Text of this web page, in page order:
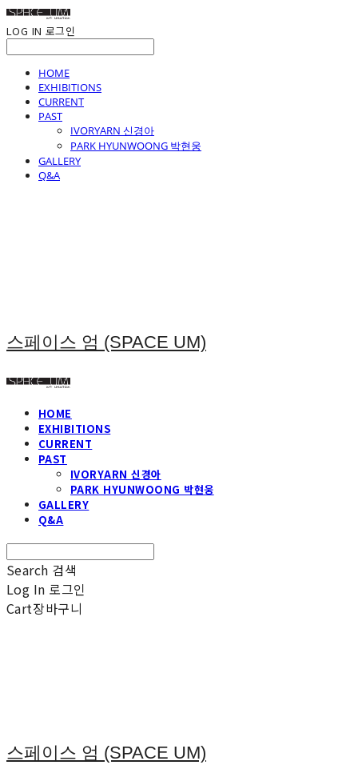
LOG IN 로그인
HOME
EXHIBITIONS
CURRENT
PAST
IVORYARN 신경아
PARK HYUNWOONG 박현웅
GALLERY
Q&A
스페이스 엄 (SPACE UM)
HOME
EXHIBITIONS
CURRENT
PAST
IVORYARN 신경아
PARK HYUNWOONG 박현웅
GALLERY
Q&A
Search 검색
Log In 로그인
Cart장바구니
스페이스 엄 (SPACE UM)